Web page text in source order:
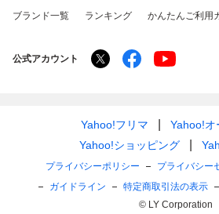
ブランド一覧 ランキング かんたんご利用
公式アカウント
Yahoo!フリマ
Yahoo!オ
Yahoo!ショッピング
プライバシーポリシー プライバシー
ガイドライン
特定商取引法の表示
© LY Corporation